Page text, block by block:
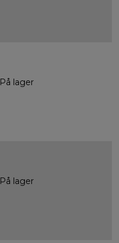
På lager
På lager